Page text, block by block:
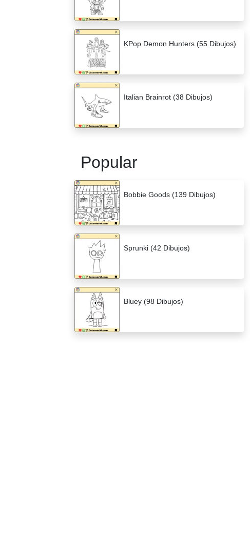
KPop Demon Hunters (55 Dibujos)
Italian Brainrot (38 Dibujos)
Popular
Bobbie Goods (139 Dibujos)
Sprunki (42 Dibujos)
Bluey (98 Dibujos)